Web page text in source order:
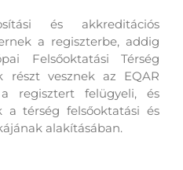
és akkreditációs
a regiszterbe, addig
Felsőoktatási Térség
részt vesznek az EQAR
regisztert felügyeli, és
a térség felsőoktatási és
alakításában.